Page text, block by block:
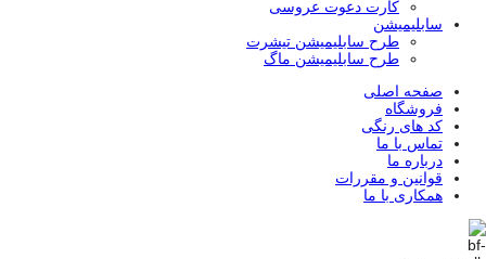
کارت دعوت عروسی
سابلیمیشن
طرح سابلیمیشن تیشرت
طرح سابلیمیشن ماگ
صفحه اصلی
فروشگاه
کد های رنگی
تماس با ما
درباره ما
قوانین و مقررات
همکاری با ما